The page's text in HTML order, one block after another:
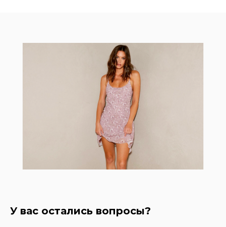
У вас остались вопросы?